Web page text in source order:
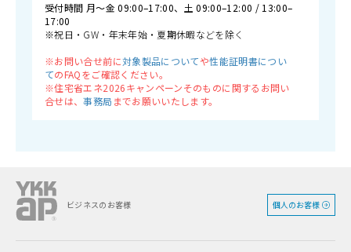
受付時間 月〜金 09:00–17:00、土 09:00–12:00 / 13:00–
17:00
※祝日・GW・年末年始・夏期休暇などを除く
※お問い合せ前に対象製品についてや性能証明書につい
てのFAQをご確認ください。
※住宅省エネ2026キャンペーンそのものに関するお問い
合せは、事務局 までお願いいたします。
ビジネスのお客様 個人のお客様